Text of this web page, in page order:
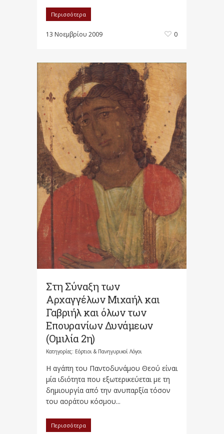
Περισσότερα
13 Νοεμβρίου 2009 0
Στη Σύναξη των
Αρχαγγέλων Μιχαήλ και
Γαβριήλ και όλων των
Επουρανίων Δυνάμεων
(Ομιλία 2η)
Κατηγορίες: Εόρτιοι & Πανηγυρικοί Λόγοι
Η αγάπη του Παντοδυνάμου Θεού είναι
μία ιδιότητα που εξωτερικεύεται με τη
δημιουργία από την ανυπαρξία τόσον
του αοράτου κόσμου...
Περισσότερα